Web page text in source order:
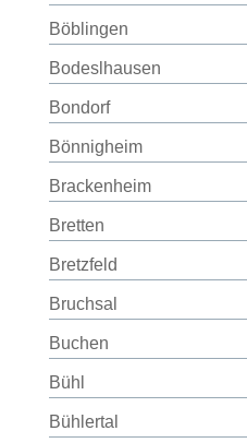
Böblingen
Bodeslhausen
Bondorf
Bönnigheim
Brackenheim
Bretten
Bretzfeld
Bruchsal
Buchen
Bühl
Bühlertal